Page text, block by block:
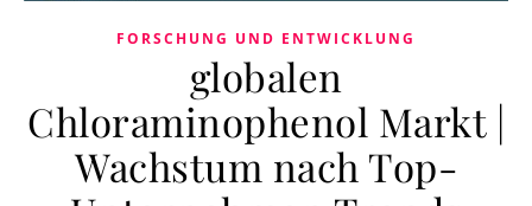
FORSCHUNG UND ENTWICKLUNG
globalen
Chloraminophenol Markt |
Wachstum nach Top-